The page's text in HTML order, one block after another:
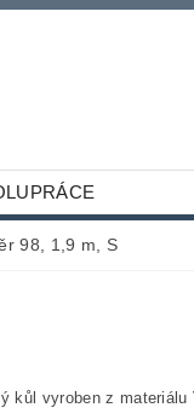
98, 1,9 m, S
kůl vyroben z materiálu